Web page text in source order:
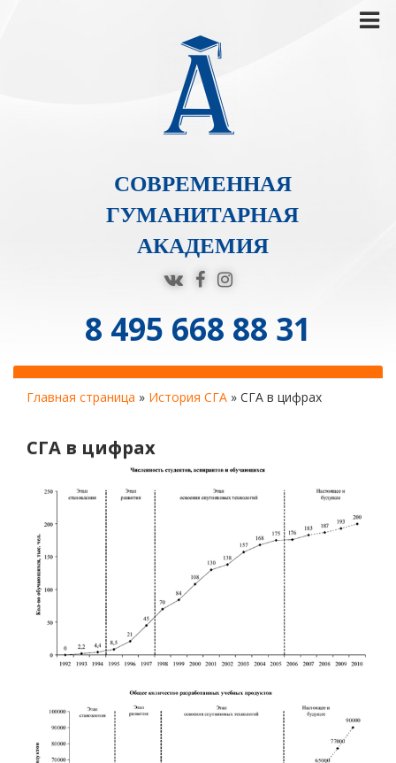
СОВРЕМЕННАЯ
ГУМАНИТАРНАЯ
АКАДЕМИЯ
8 495 668 88 31
Главная страница » История СГА » СГА в цифрах
СГА в цифрах